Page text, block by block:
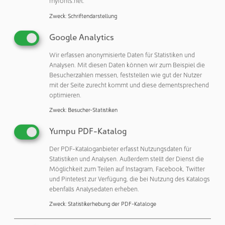
Otto Ganter GmbH & Co. KG
Triberger Straße 3
78120 Furtwangen
Deutschland
Telefon: +49 7723 65070
Telefax: +49 7723 4659
http://www.ganternorm.com
Unternehmensprofil
Zweck: Schriftendarstellung
Google Analytics
Wir erfassen anonymisierte Daten für Statistiken und
Analysen. Mit diesen Daten können wir zum Beispiel die
Besucherzahlen messen, feststellen wie gut der Nutzer
mit der Seite zurecht kommt und diese dementsprechend
optimieren.
Zweck: Besucher-Statistiken
Yumpu PDF-Katalog
Der PDF-Kataloganbieter erfasst Nutzungsdaten für
Statistiken und Analysen. Außerdem stellt der Dienst die
Möglichkeit zum Teilen auf Instagram, Facebook, Twitter
und Pintetest zur Verfügung, die bei Nutzung des Katalogs
ebenfalls Analysedaten erheben.
Zweck: Statistikerhebung der PDF-Kataloge